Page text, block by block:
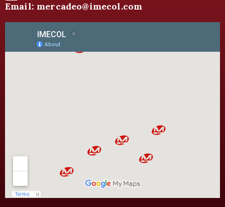
Email: mercadeo@imecol.com